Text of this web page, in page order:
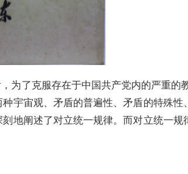
为了克服存在于中国共产党内的严重的
宇宙观、矛盾的普遍性、矛盾的特殊
地阐述了对立统一规律。而对立统一规